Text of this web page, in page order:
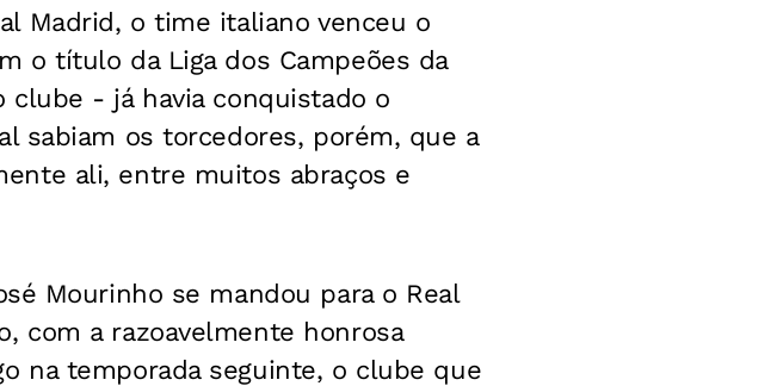
Madrid, o time italiano venceu o
o título da Liga dos Campeões da
clube - já havia conquistado o
sabiam os torcedores, porém, que a
ali, entre muitos abraços e
Mourinho se mandou para o Real
com a razoavelmente honrosa
na temporada seguinte, o clube que